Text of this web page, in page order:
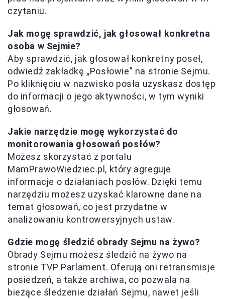
czytaniu.
Jak mogę sprawdzić, jak głosował konkretna
osoba w Sejmie?
Aby sprawdzić, jak głosował konkretny poseł,
odwiedź zakładkę „Posłowie” na stronie Sejmu.
Po kliknięciu w nazwisko posła uzyskasz dostęp
do informacji o jego aktywności, w tym wyniki
głosowań.
Jakie narzędzie mogę wykorzystać do
monitorowania głosowań posłów?
Możesz skorzystać z portalu
MamPrawoWiedziec.pl, który agreguje
informacje o działaniach posłów. Dzięki temu
narzędziu możesz uzyskać klarowne dane na
temat głosowań, co jest przydatne w
analizowaniu kontrowersyjnych ustaw.
Gdzie mogę śledzić obrady Sejmu na żywo?
Obrady Sejmu możesz śledzić na żywo na
stronie TVP Parlament. Oferują oni retransmisje
posiedzeń, a także archiwa, co pozwala na
bieżące śledzenie działań Sejmu, nawet jeśli